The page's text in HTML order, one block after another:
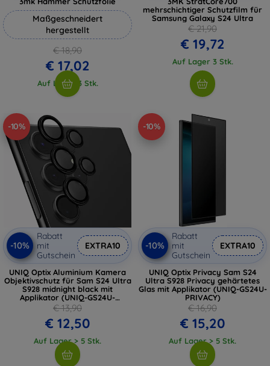
Maßgeschneidert
hergestellt
€ 18,90
€ 17,02
Auf Lager 3 Stk.
mehrschichtiger Schutzfilm für
Samsung Galaxy S24 Ultra
€ 21,90
€ 19,72
Auf Lager 3 Stk.
-10%
-10%
Rabatt
mit
Gutschein
EXTRA10
UNIQ Optix Aluminium Kamera
Objektivschutz für Sam S24 Ultra
S928 midnight black mit
Applikator (UNIQ-GS24U-
ALENSBLK)
€ 13,90
€ 12,50
Auf Lager > 5 Stk.
-10%
-10%
Rabatt
mit
Gutschein
EXTRA10
UNIQ Optix Privacy Sam S24
Ultra S928 Privacy gehärtetes
Glas mit Applikator (UNIQ-GS24U-
PRIVACY)
€ 16,90
€ 15,20
Auf Lager > 5 Stk.